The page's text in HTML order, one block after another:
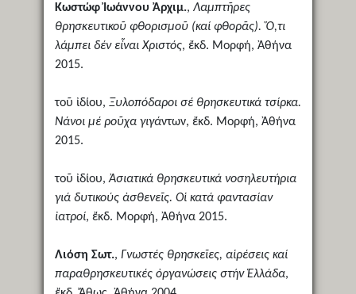
Κωστώφ Ἰωάννου Ἀρχιμ., Λαμπτῆρες
θρησκευτικοῦ φθορισμοῦ (καί φθορᾶς). Ὅ,τι
λάμπει δέν εἶναι Χριστός, ἔκδ. Μορφή, Ἀθήνα
2015.
τοῦ ἰδίου, Ξυλοπόδαροι σέ θρησκευτικά τσίρκα.
Νάνοι μέ ροῦχα γιγάντων, ἔκδ. Μορφή, Ἀθήνα
2015.
τοῦ ἰδίου,Ἀσιατικά θρησκευτικά νοσηλευτήρια
γιά δυτικούς ἀσθενεῖς. Οἱ κατά φαντασίαν
ἰατροί, ἔκδ. Μορφή, Ἀθήνα 2015.
Λιόση Σωτ., Γνωστές θρησκεῖες, αἱρέσεις καί
παραθρησκευτικές ὀργανώσεις στήν Ἑλλάδα,